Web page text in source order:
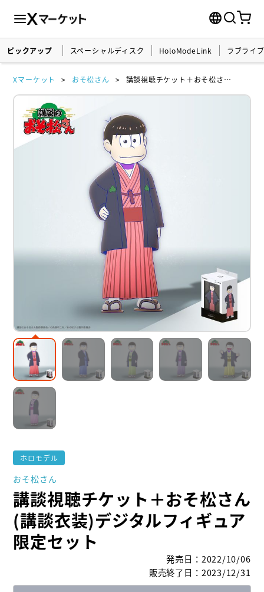
ピックアップ スペーシャルディスク HoloModeLink ラブライ
Xマーケット おそ松さん 講談視聴チケット＋おそ松さん(講談衣装)デジタルフィギュア限定セット
ホロモデル
おそ松さん
講談視聴チケット＋おそ松さん
(講談衣装)デジタルフィギュア
限定セット
発売日 ： 2022/10/06
販売終了日 ： 2023/12/31